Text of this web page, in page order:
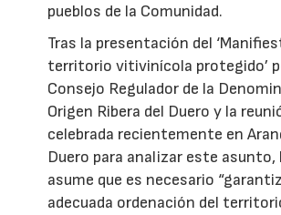
pueblos de la Comunidad.
Tras la presentación del
territorio vitivinícola protegido’
Consejo Regulador de la
Origen Ribera del Duero y la
celebrada recientemente en
Duero para analizar este asunto,
asume que es necesario
adecuada ordenación del